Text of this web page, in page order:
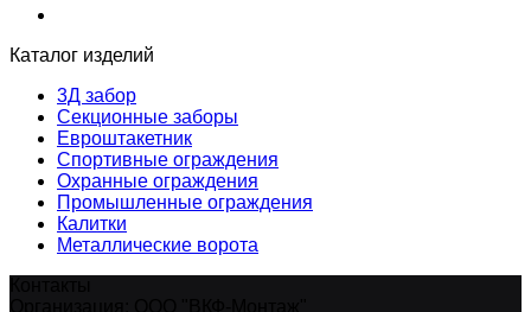
Каталог изделий
3Д забор
Секционные заборы
Евроштакетник
Спортивные ограждения
Охранные ограждения
Промышленные ограждения
Калитки
Металлические ворота